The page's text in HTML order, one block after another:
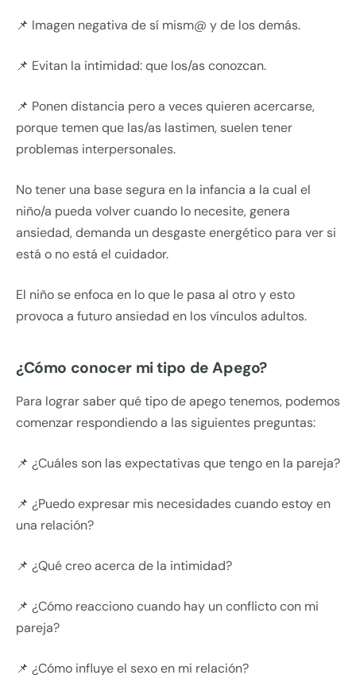
📌 Imagen negativa de sí mism@ y de los demás.
📌 Evitan la intimidad: que los/as conozcan.
📌 Ponen distancia pero a veces quieren acercarse,
porque temen que las/as lastimen, suelen tener
problemas interpersonales.
No tener una base segura en la infancia a la cual el
niño/a pueda volver cuando lo necesite, genera
ansiedad, demanda un desgaste energético para ver si
está o no está el cuidador.
El niño se enfoca en lo que le pasa al otro y esto
provoca a futuro ansiedad en los vínculos adultos.
¿Cómo conocer mi tipo de Apego?
Para lograr saber qué tipo de apego tenemos, podemos
comenzar respondiendo a las siguientes preguntas:
📌 ¿Cuáles son las expectativas que tengo en la pareja?
📌 ¿Puedo expresar mis necesidades cuando estoy en
una relación?
📌 ¿Qué creo acerca de la intimidad?
📌 ¿Cómo reacciono cuando hay un conflicto con mi
pareja?
📌 ¿Cómo influye el sexo en mi relación?